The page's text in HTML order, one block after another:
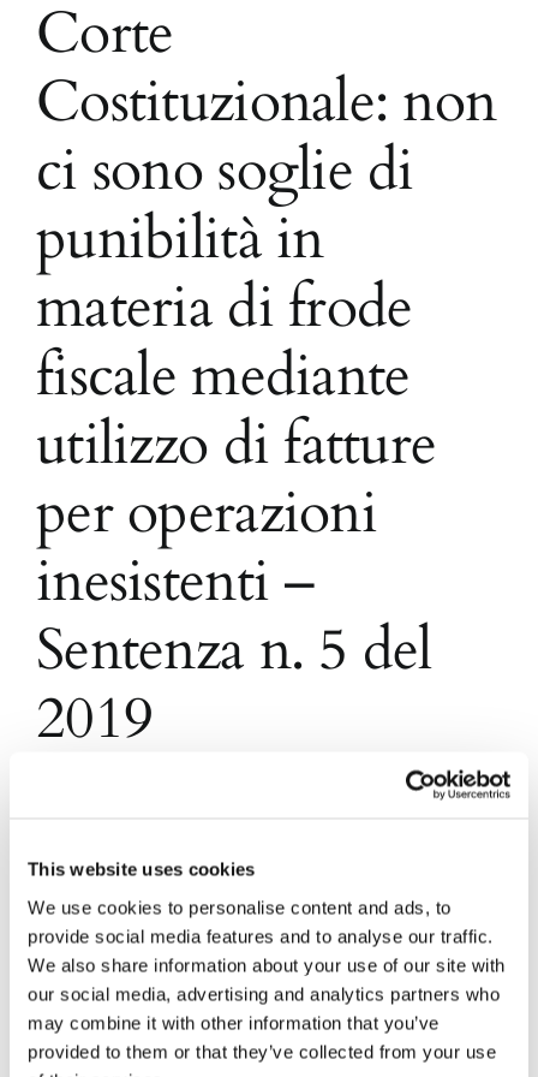
This website uses cookies
We use cookies to personalise content and ads, to
provide social media features and to analyse our traffic.
We also share information about your use of our site with
our social media, advertising and analytics partners who
may combine it with other information that you’ve
provided to them or that they’ve collected from your use
Corte
Costituzionale: non
ci sono soglie di
punibilità in
materia di frode
fiscale mediante
utilizzo di fatture
per operazioni
inesistenti –
Sentenza n. 5 del
2019
con ordinanza del 13 luglio 2017 dal Tribunale di
Palermo, per asserito contrasto con l'art.3 della
Costituzione, dell'art. 2, D.Lgs. n.74/2000
(nuova disciplina dei reati in materia di imposte
sui redditi e [...]
28 Ottobre 2020 Articoli ,Diritto civile | 0 Commenti